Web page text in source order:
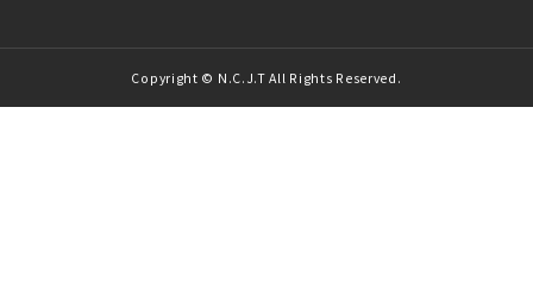
Copyright © N.C.J.T All Rights Reserved.